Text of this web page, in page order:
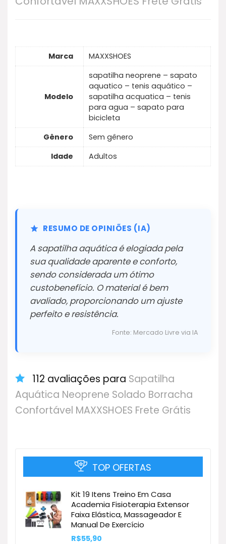
Marca MAXXSHOES
Modelo
sapatilha neoprene – sapato
aquatico – tenis aquático –
sapatilha acquatica – tenis
para agua – sapato para
bicicleta
Gênero
Sem gênero
Idade
Adultos
RESUMO DE OPINIÕES (IA)
A sapatilha aquática é elogiada pela
sua qualidade aparente e conforto,
sendo considerada um ótimo
custobenefício. O material é bem
avaliado, proporcionando um ajuste
perfeito e resistência.
Fonte: Mercado Livre via IA
112 avaliações para Sapatilha
Aquática Neoprene Solado Borracha
Confortável MAXXSHOES Frete Grátis
TOP OFERTAS
Kit 19 Itens Treino Em Casa
Academia Fisioterapia Extensor
Faixa Elástica, Massageador E
Manual De Exercício
R$55,90